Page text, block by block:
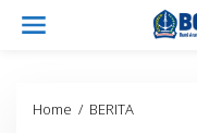
Home / BERITA